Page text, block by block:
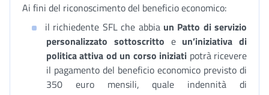
Ai fini del riconoscimento del beneficio economico:
il richiedente SFL che abbia un Patto di servizio
personalizzato sottoscritto eun’iniziativa di
politica attiva od un corso iniziati potrà ricevere
il pagamento del beneficio economico previsto di
350 euro mensili, quale indennità di